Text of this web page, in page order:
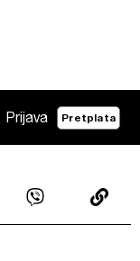
Prijava Pretplata